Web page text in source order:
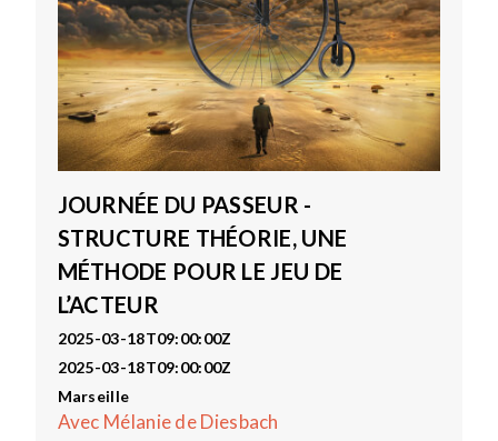
JOURNÉE DU PASSEUR -
STRUCTURE THÉORIE, UNE
MÉTHODE POUR LE JEU DE
L’ACTEUR
2025-03-18T09:00:00Z
2025-03-18T09:00:00Z
Marseille
Avec Mélanie de Diesbach